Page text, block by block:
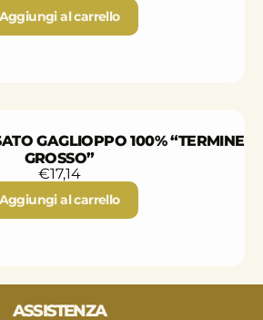
Aggiungi al carrello
GAGLIOPPO 100% “TERMINE
GROSSO”
€17,14
Aggiungi al carrello
ASSISTENZA